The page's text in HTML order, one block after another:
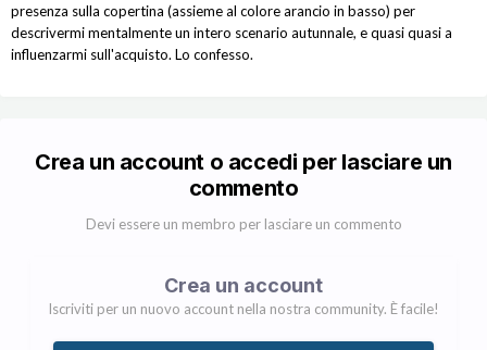
presenza sulla copertina (assieme al colore arancio in basso) per
descrivermi mentalmente un intero scenario autunnale, e quasi quasi a
influenzarmi sull'acquisto. Lo confesso.
Crea un account o accedi per lasciare un
commento
Devi essere un membro per lasciare un commento
Crea un account
Iscriviti per un nuovo account nella nostra community. È facile!